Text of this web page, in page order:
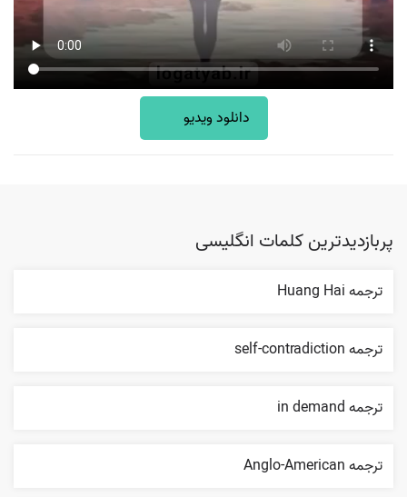
دانلود ویدیو
پربازدیدترین کلمات انگلیسی
ترجمه Huang Hai
ترجمه self-contradiction
ترجمه in demand
ترجمه Anglo-American